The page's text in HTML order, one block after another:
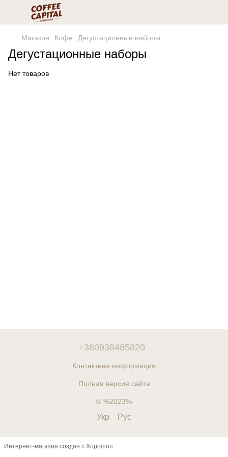
Магазин Кофе Дегустационные наборы
Дегустационные наборы
Нет товаров
+380938485820
Контактная информация
Полная версия сайта
© %2023%
Укр Рус
Интернет-магазин создан с Хорошоп